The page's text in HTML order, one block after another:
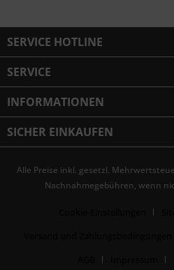
SERVICE HOTLINE
SERVICE
INFORMATIONEN
SICHER EINKAUFEN
Alle Preise inkl. gesetzl.
Nachnahmegebühren, wenn